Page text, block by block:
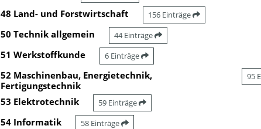
48 Land- und Forstwirtschaft 156 Einträge
50 Technik allgemein 44 Einträge
51 Werkstoffkunde 6 Einträge
52 Maschinenbau, Energietechnik,
Fertigungstechnik
95
53 Elektrotechnik 59 Einträge
54 Informatik 58 Einträge